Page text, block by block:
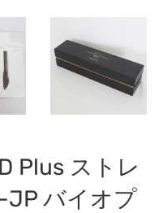
Plus ストレ
JP バイオプ